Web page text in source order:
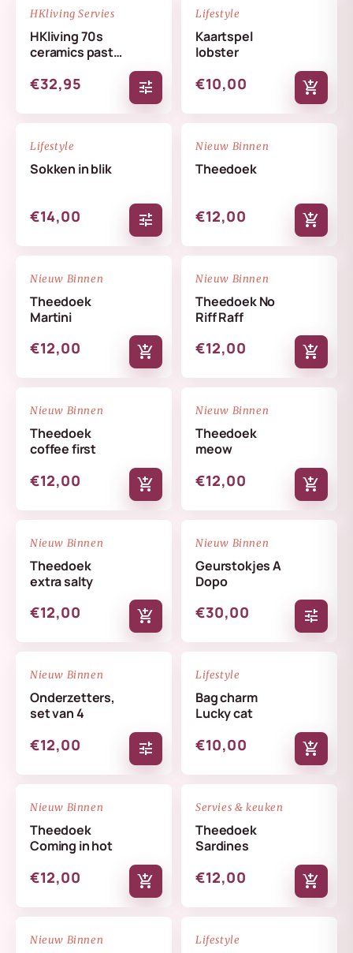
NIEUW
HKliving Servies
HKliving 70s
ceramics pasta
€32,95 tune
NIEUW
Lifestyle
Kaartspel
lobster
€10,00 add_shopping_cart
NIEUW
Lifestyle
Sokken in blik
€14,00 tune
NIEUW
Nieuw Binnen
Theedoek
€12,00 add_shopping_cart
NIEUW
Nieuw Binnen
Theedoek
Martini
€12,00 add_shopping_cart
NIEUW
Nieuw Binnen
Theedoek No
Riff Raff
€12,00 add_shopping_cart
NIEUW
Nieuw Binnen
Theedoek
coffee first
€12,00 add_shopping_cart
NIEUW
Nieuw Binnen
Theedoek
meow
€12,00 add_shopping_cart
NIEUW
Nieuw Binnen
Theedoek
extra salty
€12,00 add_shopping_cart
NIEUW
Nieuw Binnen
Geurstokjes A
Dopo
€30,00 tune
NIEUW
Nieuw Binnen
Onderzetters,
set van 4
€12,00 tune
NIEUW
Lifestyle
Bag charm
Lucky cat
€10,00 add_shopping_cart
NIEUW
Nieuw Binnen
Theedoek
Coming in hot
€12,00 add_shopping_cart
NIEUW
Servies & keuken
Theedoek
Sardines
€12,00 add_shopping_cart
NIEUW
Nieuw Binnen NIEUW
Lifestyle